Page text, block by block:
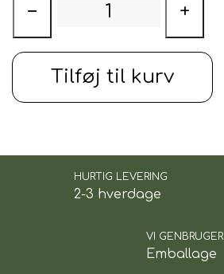
− +
Tilføj til kurv
HURTIG LEVERING
2-3 hverdage
VI GENBRUGER
Emballage